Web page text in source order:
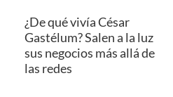
¿De qué vivía César
Gastélum? Salen a la luz
sus negocios más allá de
las redes